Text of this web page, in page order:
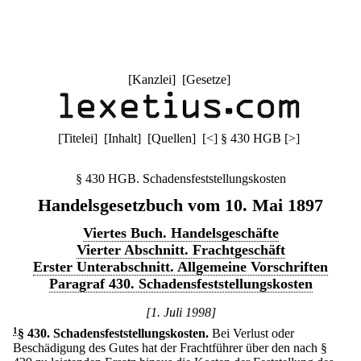
[Kanzlei] [Gesetze]
[Titelei] [Inhalt] [Quellen] [<] § 430 HGB [>]
§ 430 HGB. Schadensfeststellungskosten
Handelsgesetzbuch vom 10. Mai 1897
Viertes Buch. Handelsgeschäfte
Vierter Abschnitt. Frachtgeschäft
Erster Unterabschnitt. Allgemeine Vorschriften
Paragraf 430. Schadensfeststellungskosten
[1. Juli 1998]
1 § 430. Schadensfeststellungskosten. Bei Verlust oder
Beschädigung des Gutes hat der Frachtführer über den nach §